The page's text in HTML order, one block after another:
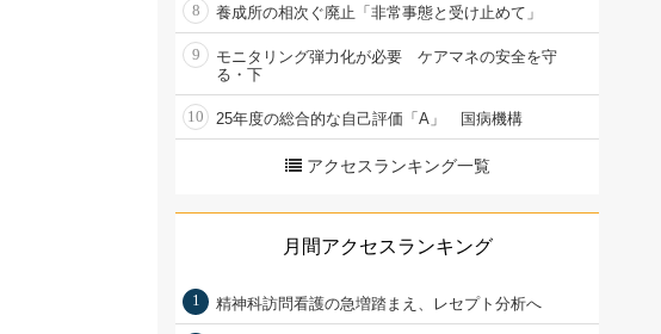
8 養成所の相次ぐ廃止「非常事態と受け止めて」
9
モニタリング弾力化が必要 ケアマネの安全を守
る・下
10 25年度の総合的な自己評価「A」 国病機構
アクセスランキング一覧
月間アクセスランキング
1 精神科訪問看護の急増踏まえ、レセプト分析へ